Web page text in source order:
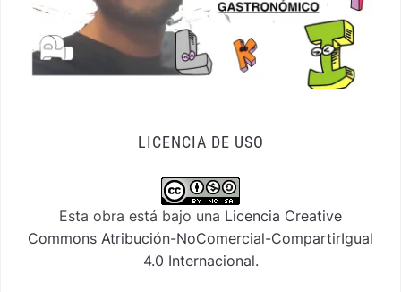
LICENCIA DE USO
Esta obra está bajo una Licencia Creative
Commons Atribución-NoComercial-CompartirIgual
4.0 Internacional.